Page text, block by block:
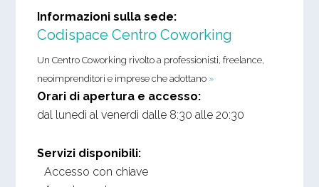
Informazioni sulla sede:
Codispace Centro Coworking
Un Centro Coworking rivolto a professionisti, freelance,
neoimprenditori e imprese che adottano »
Orari di apertura e accesso:
dal lunedì al venerdì dalle 8:30 alle 20:30
Servizi disponibili:
Accesso con chiave